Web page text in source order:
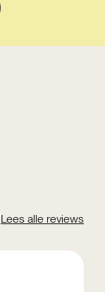
Lees alle reviews